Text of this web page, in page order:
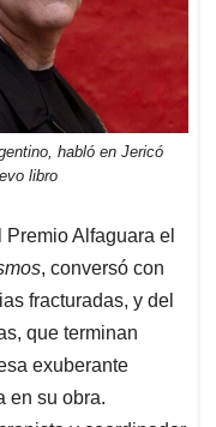
habló en Jericó
libro
Alfaguara el
, conversó con
fracturadas, y del
que terminan
exuberante
en su obra.